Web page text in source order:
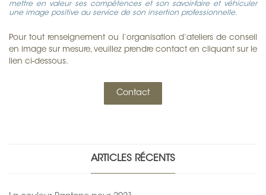
mettre en valeur ses compétences et son savoir-faire et véhiculer
une image positive au service de son insertion professionnelle.
Pour tout renseignement ou l’organisation d’ateliers de conseil
en image sur mesure, veuillez prendre contact en cliquant sur le
lien ci-dessous.
Contact
ARTICLES RÉCENTS